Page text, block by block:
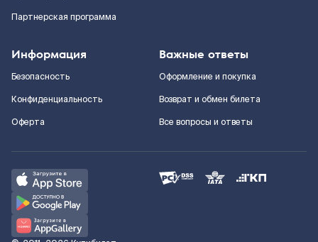
Партнерская программа
Информация
Безопасность
Конфиденциальность
Оферта
Важные ответы
Оформление и покупка
Возврат и обмен билета
Все вопросы и ответы